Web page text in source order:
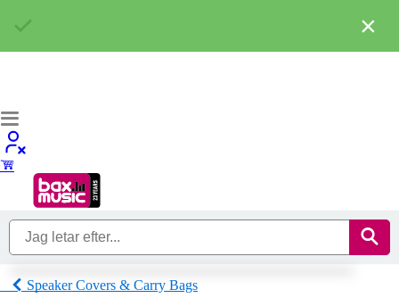
Speaker Covers & Carry Bags
×